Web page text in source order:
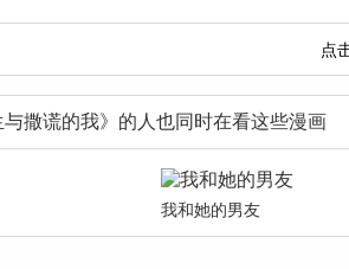
撒谎的我》的人也同时在看这些漫画
我和她的男友